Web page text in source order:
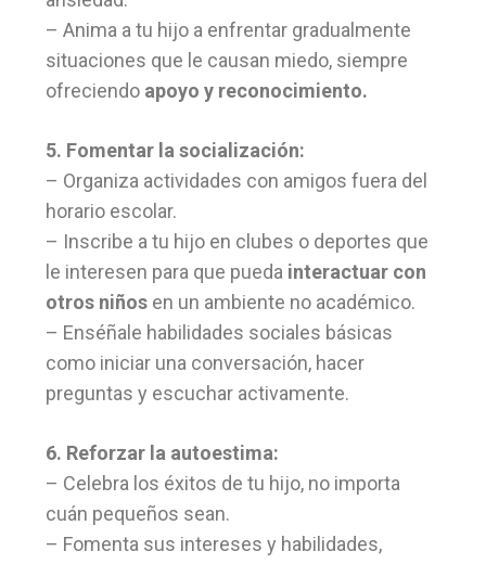
– Anima a tu hijo a enfrentar gradualmente
situaciones que le causan miedo, siempre
ofreciendo apoyo y reconocimiento.
5. Fomentar la socialización:
– Organiza actividades con amigos fuera del
horario escolar.
– Inscribe a tu hijo en clubes o deportes que
le interesen para que pueda interactuar con
otros niños en un ambiente no académico.
– Enséñale habilidades sociales básicas
como iniciar una conversación, hacer
preguntas y escuchar activamente.
6. Reforzar la autoestima:
– Celebra los éxitos de tu hijo, no importa
cuán pequeños sean.
– Fomenta sus intereses y habilidades,